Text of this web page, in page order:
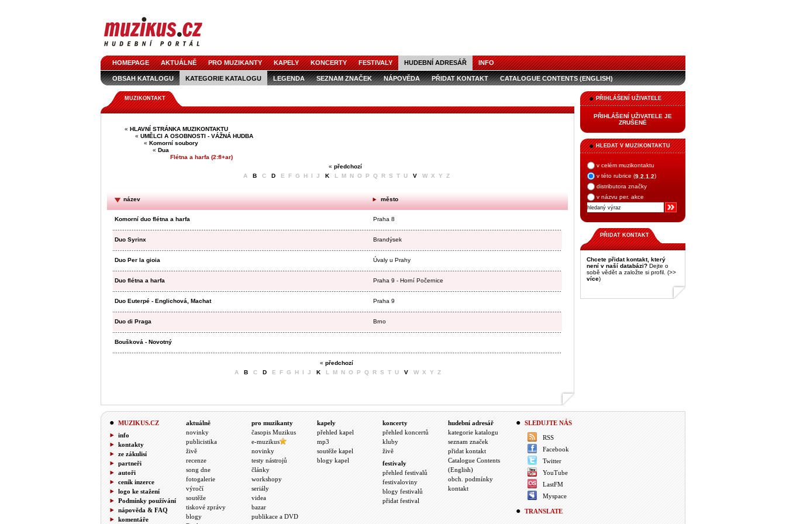
HOMEPAGE AKTUÁLNĚ PRO MUZIKANTY KAPELY KONCERTY FESTIVALY HUDEBNÍ ADRESÁŘ INFO
OBSAH KATALOGU KATEGORIE KATALOGU LEGENDA SEZNAM ZNAČEK NÁPOVĚDA PŘIDAT KONTAKT CATALOGUE CONTENTS (ENGLISH)
PŘIHLÁŠENÍ UŽIVATELE
PŘIHLÁŠENÍ UŽIVATELE JE
ZRUŠENÉ
HLEDAT V MUZIKONTAKTU
v celém muzikontaktu
v této rubrice (9.2.1.2)
distributora značky
v názvu per. akce
PŘIDAT KONTAKT
Chcete přidat kontakt, který
není v naší databázi? Dejte o
sobě vědět a založte si profil. (>>
více)
MUZIKONTAKT
« HLAVNÍ STRÁNKA MUZIKONTAKTU
« UMĚLCI A OSOBNOSTI - VÁŽNÁ HUDBA
« Komorní soubory
« Dua
Flétna a harfa (2:fl+ar)
« předchozí
A
B C D E F G H I J K L M N O P Q R S T U V W X Y Z
název město
Komorní duo flétna a harfa Praha 8
Duo Syrinx Brandýsek
Duo Per la gioia Úvaly u Prahy
Duo flétna a harfa Praha 9 - Horní Počernice
Duo Euterpé - Englichová, Machat Praha 9
Duo di Praga Brno
Boušková - Novotný
« předchozí
A
B C D E F G H I J K L M N O P Q R S T U V W X Y Z
MUZIKUS.CZ
info
kontakty
ze zákulisí
partneři
autoři
ceník inzerce
logo ke stažení
Podmínky používání
nápověda & FAQ
komentáře
aktuálně
novinky
publicistika
živě
recenze
song dne
fotogalerie
výročí
soutěže
tiskové zprávy
blogy
pro muzikanty
časopis Muzikus
e-muzikus
novinky
testy nástrojů
články
workshopy
seriály
videa
bazar
publikace a DVD
kapely
přehled kapel
mp3
soutěže kapel
blogy kapel
koncerty
přehled koncertů
kluby
živě
festivaly
přehled festivalů
festivaloviny
blogy festivalů
přidat festival
hudební adresář
kategorie katalogu
seznam značek
přidat kontakt
Catalogue Contents
(English)
obch. podmínky
kontakt
SLEDUJTE NÁS
RSS
Facebook
Twitter
YouTube
LastFM
Myspace
TRANSLATE